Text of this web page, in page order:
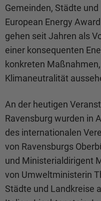
Gemeinden, Städte
European Energy
gehen seit Jahren als
einer konsequenten
konkreten
Klimaneutralität
An der heutigen
Ravensburg wurden in
des internationalen
von Ravensburgs
und Ministerialdirigent
von Umweltministerin
Städte und Landkreise